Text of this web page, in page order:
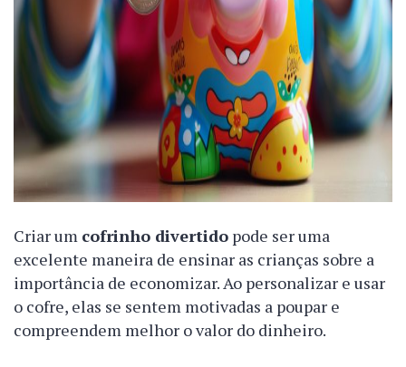
Criar um cofrinho divertido pode ser uma
excelente maneira de ensinar as crianças sobre a
importância de economizar. Ao personalizar e usar
o cofre, elas se sentem motivadas a poupar e
compreendem melhor o valor do dinheiro.